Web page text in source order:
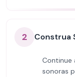
2 Construa
Continue
sonoras